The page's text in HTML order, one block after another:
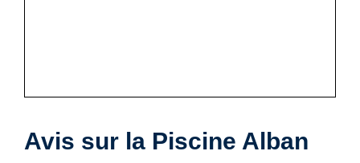
Avis sur la Piscine Alban